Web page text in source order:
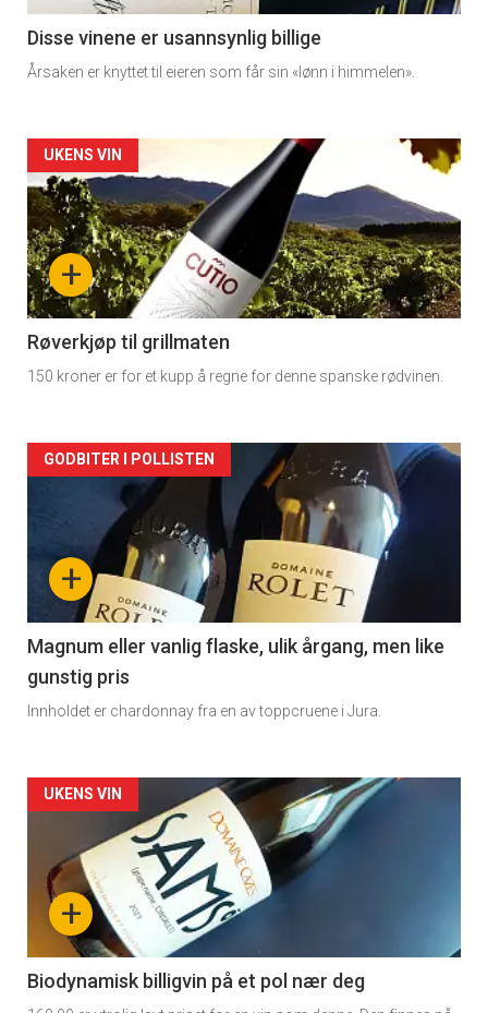
Disse vinene er usannsynlig billige
Årsaken er knyttet til eieren som får sin «lønn i himmelen».
Forsiden
akkurat
nå
-
2
+
UKENS VIN
Røverkjøp til grillmaten
150 kroner er for et kupp å regne for denne spanske rødvinen.
Forsiden
akkurat
nå
3
+
GODBITER I POLLISTEN
Magnum eller vanlig flaske, ulik årgang, men like
gunstig pris
Innholdet er chardonnay fra en av toppcruene i Jura.
Forsiden
akkurat
nå
4
+
UKENS VIN
Biodynamisk billigvin på et pol nær deg